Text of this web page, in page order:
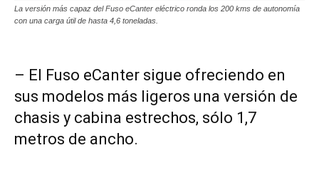
La versión más capaz del Fuso eCanter eléctrico ronda los 200 kms de autonomía
con una carga útil de hasta 4,6 toneladas.
– El Fuso eCanter sigue ofreciendo en
sus modelos más ligeros una versión de
chasis y cabina estrechos, sólo 1,7
metros de ancho.